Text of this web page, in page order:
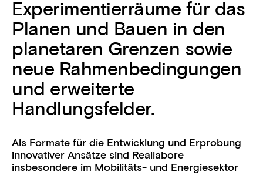
Experimentierräume für das
Planen und Bauen in den
planetaren Grenzen sowie
neue Rahmenbedingungen
und erweiterte
Handlungsfelder.
Als Formate für die Entwicklung und Erprobung
innovativer Ansätze sind Reallabore
insbesondere im Mobilitäts- und Energiesektor